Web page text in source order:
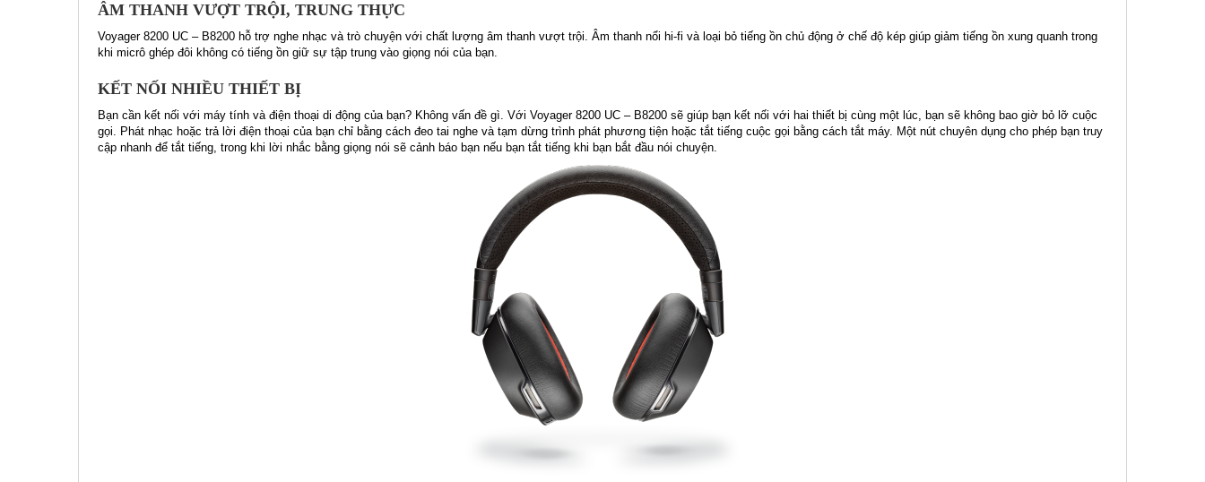
ÂM THANH VƯỢT TRỘI, TRUNG THỰC
Voyager 8200 UC – B8200 hỗ trợ nghe nhạc và trò chuyện với chất lượng âm thanh vượt trội. Âm thanh nổi hi-fi và loại bỏ tiếng ồn chủ động ở chế độ kép giúp giảm tiếng ồn xung quanh trong
khi micrô ghép đôi không có tiếng ồn giữ sự tập trung vào giọng nói của bạn.
KẾT NỐI NHIỀU THIẾT BỊ
Bạn cần kết nối với máy tính và điện thoại di động của bạn? Không vấn đề gì. Với Voyager 8200 UC – B8200 sẽ giúp bạn kết nối với hai thiết bị cùng một lúc, bạn sẽ không bao giờ bỏ lỡ cuộc
gọi. Phát nhạc hoặc trả lời điện thoại của bạn chỉ bằng cách đeo tai nghe và tạm dừng trình phát phương tiện hoặc tắt tiếng cuộc gọi bằng cách tắt máy. Một nút chuyên dụng cho phép bạn truy
cập nhanh để tắt tiếng, trong khi lời nhắc bằng giọng nói sẽ cảnh báo bạn nếu bạn tắt tiếng khi bạn bắt đầu nói chuyện.